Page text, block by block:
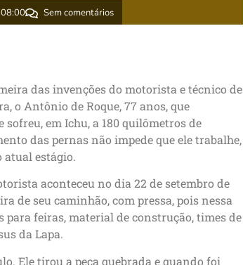
08:00 Sem comentários
das invenções do motorista e técnico de
o Antônio de Roque, 77 anos, que
em Ichu, a 180 quilômetros de
das pernas não impede que ele trabalhe,
estágio.
aconteceu no dia 22 de setembro de
de seu caminhão, com pressa, pois nessa
feiras, material de construção, times de
da Lapa.
Ele tirou a peça quebrada e quando foi